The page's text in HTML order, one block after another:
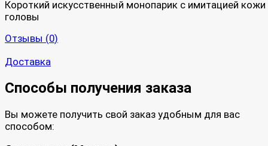
Короткий искусственный монопарик с имитацией кожи
головы
Отзывы (0)
Доставка
Способы получения заказа
Вы можете получить свой заказ удобным для вас
способом: